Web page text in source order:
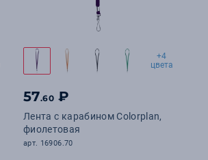
+4
цвета
57.60 ₽
Лента с карабином Colorplan,
фиолетовая
арт. 16906.70